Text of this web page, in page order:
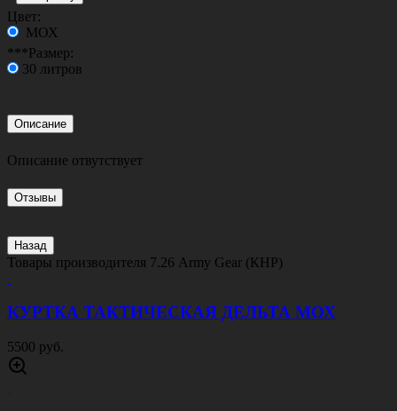
Цвет:
МОХ
***Размер:
30 литров
Описание
Описание отвутствует
Отзывы
Назад
Товары производителя 7.26 Army Gear (КНР)
КУРТКА ТАКТИЧЕСКАЯ ДЕЛЬТА МОХ
5500 руб.